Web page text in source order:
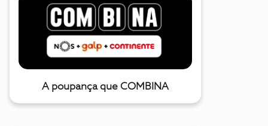
A poupança que COMBINA